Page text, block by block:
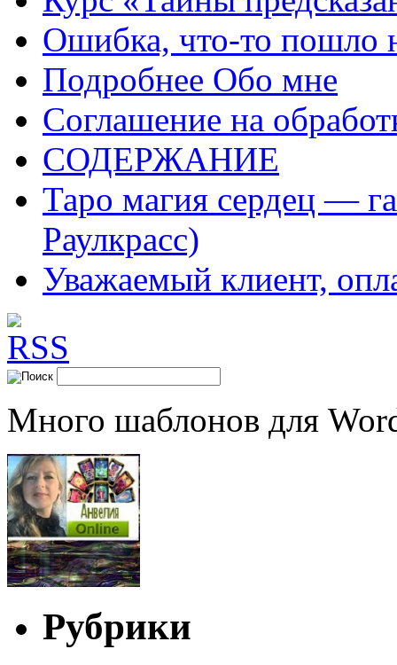
Ошибка, что-то пошло
Подробнее Обо мне
Соглашение на
СОДЕРЖАНИЕ
Таро магия сердец —
Раулкрасс)
Уважаемый клиент,
Много шаблонов для
Рубрики